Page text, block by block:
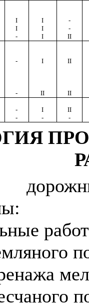
I I
-
I I
-
- I
II
- I
II
- II
II
- I
II
- - -